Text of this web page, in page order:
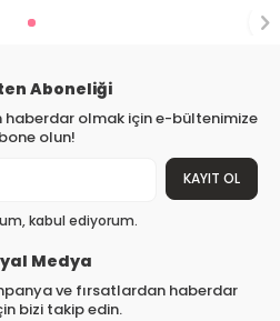
Aboneliği
haberdar olmak için e-bültenimize
olun!
KAYIT OL
kabul ediyorum.
Medya
ve fırsatlardan haberdar
bizi takip edin.